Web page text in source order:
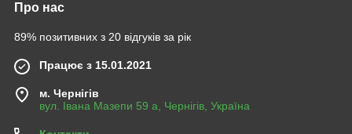
Про нас
89% позитивних з 20 відгуків за рік
Працює з 15.01.2021
м. Чернігів
вул. Івана Мазепи 59 а, Чернігів, Україна